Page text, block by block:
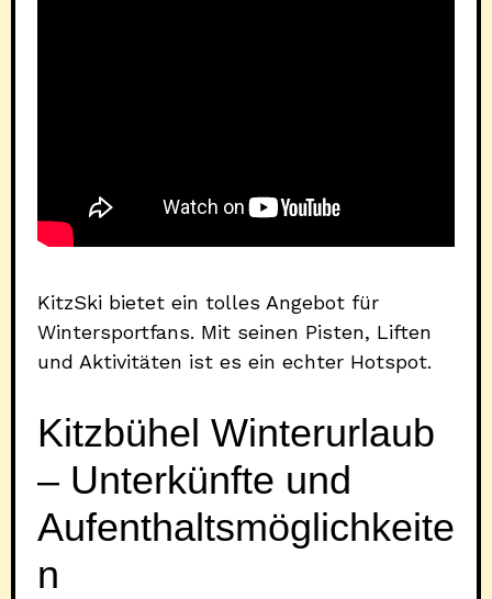
KitzSki bietet ein tolles Angebot für
Wintersportfans. Mit seinen Pisten, Liften
und Aktivitäten ist es ein echter Hotspot.
Kitzbühel Winterurlaub
– Unterkünfte und
Aufenthaltsmöglichkeite
n